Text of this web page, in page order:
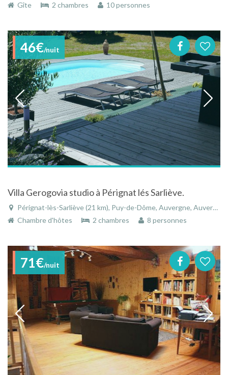
Gîte
2 chambres 10 personnes
46€/nuit
Villa Gerogovia studio à Pérignat lés Sarliève.
Pérignat-lès-Sarliève (21 km), Puy-de-Dôme, Auvergne, Auvergne-Rhône-Alpes, France
Chambre d'hôtes
2 chambres 8 personnes
71€/nuit